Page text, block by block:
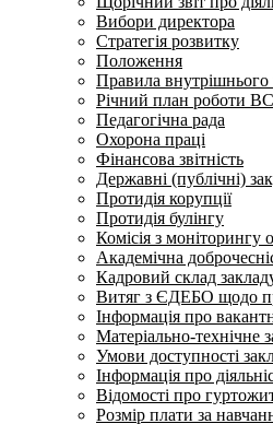
Вибори директора
Стратегія розвитку
Положення
Правила внутрішнього
Річний план роботи
Педагогічна рада
Охорона праці
Фінансова звітність
Державні (публічні)
Протидія корупції
Протидія булінгу
Комісія з моніторингу
Академічна
Кадровий склад
Витяг з ЄДЕБО щодо
Інформація про
Матеріально-технічне
Умови доступності
Інформація про
Відомості про
Розмір плати за